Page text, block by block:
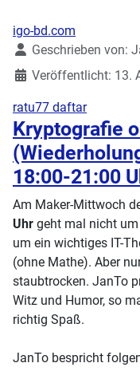
igo-bd.com
DetailsGeschrieben von:
Veröffentlicht: 13.
ratu77 daftar
Kryptografie
18:00-21:00
Am Maker-Mittwoch
Uhr geht mal nicht
um ein wichtiges IT-
(ohne Mathe). Aber
staubtrocken. JanTo
Witz und Humor, so
richtig Spaß.
JanTo bespricht